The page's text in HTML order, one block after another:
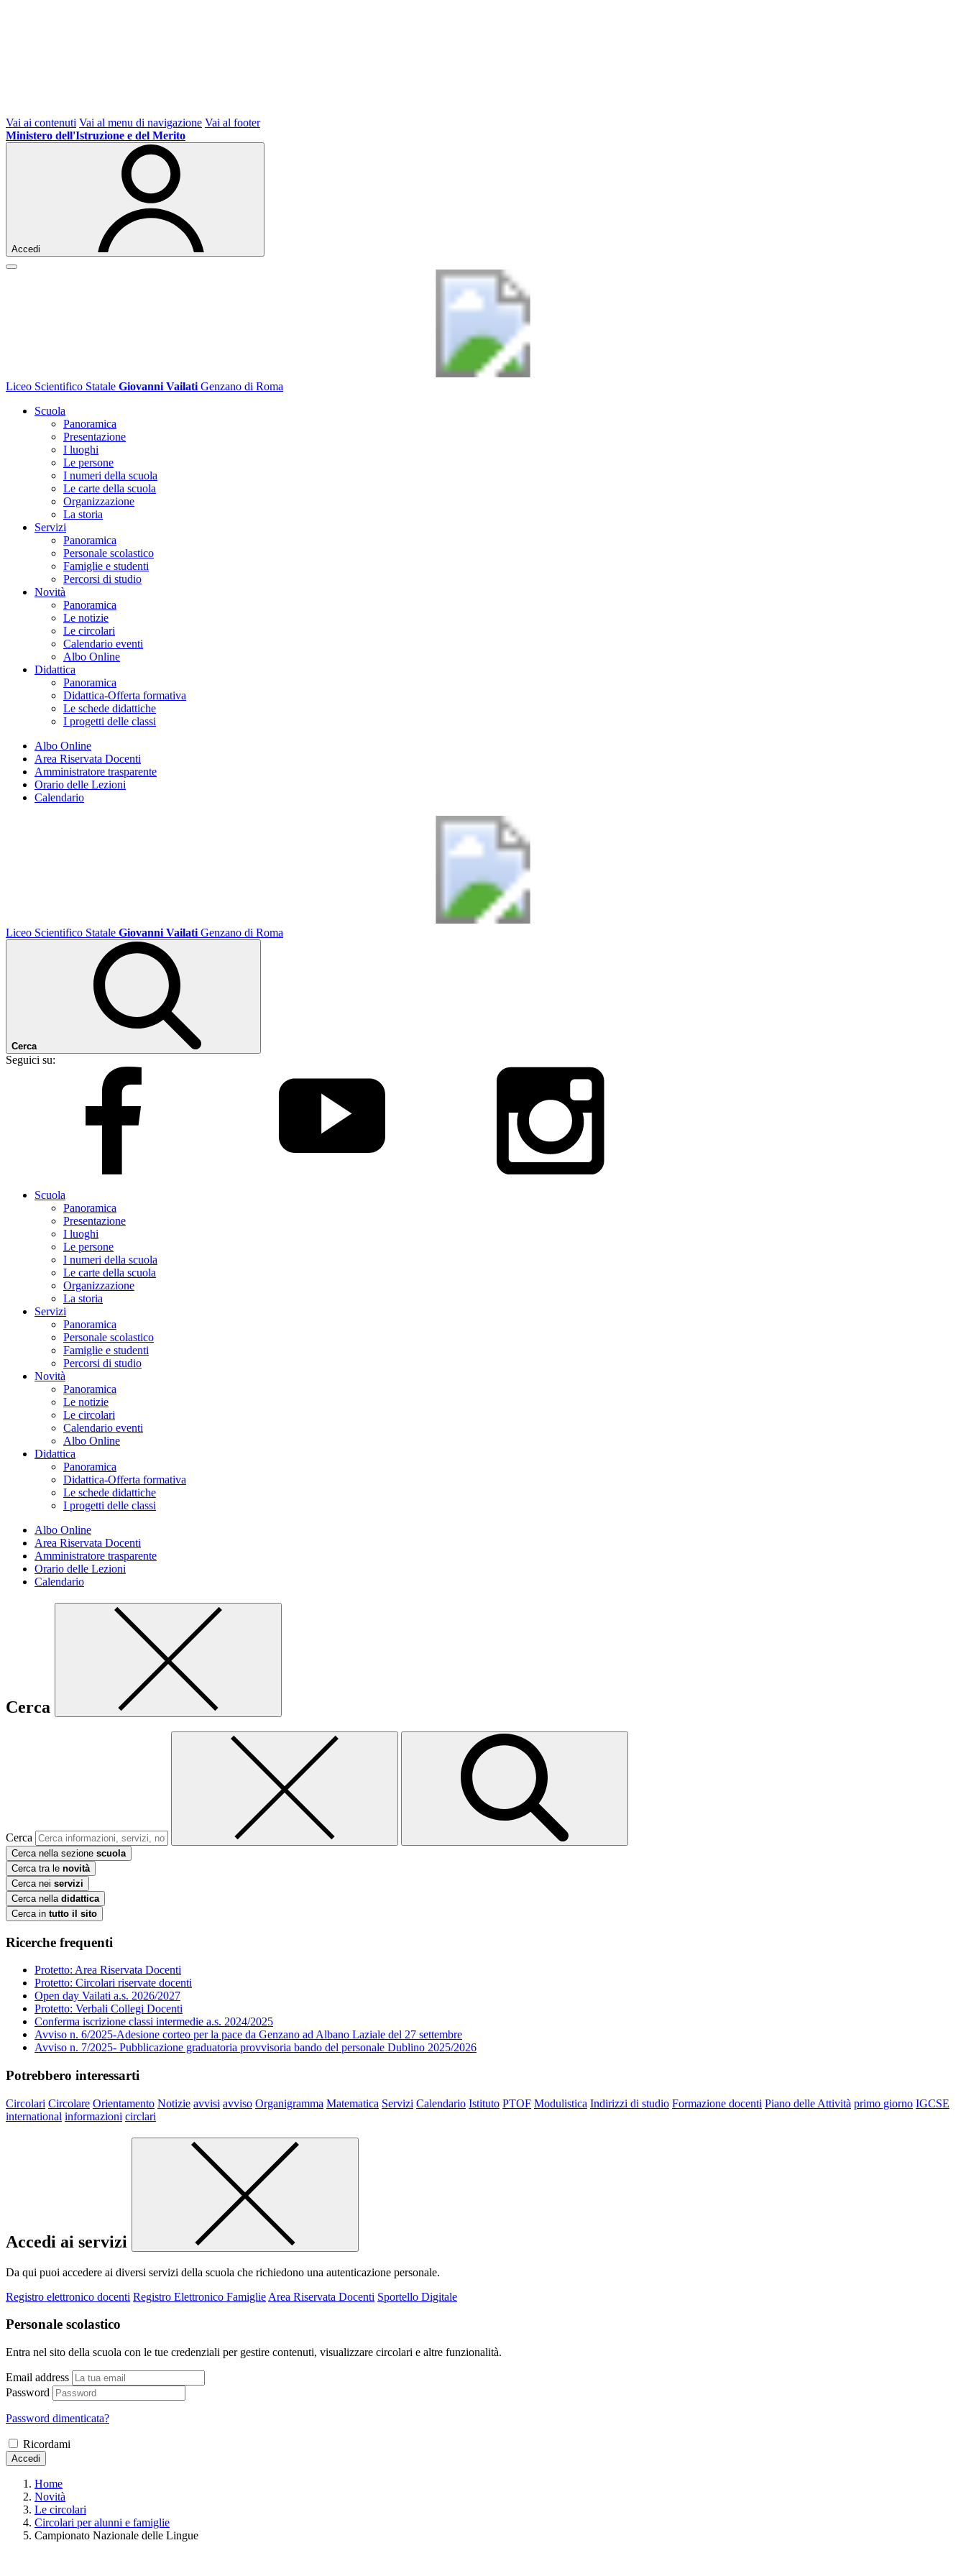
Vai ai contenuti Vai al menu di navigazione Vai al footer
Ministero dell'Istruzione e del Merito
Accedi
Liceo Scientifico Statale Giovanni Vailati Genzano di Roma
Scuola
Panoramica
Presentazione
I luoghi
Le persone
I numeri della scuola
Le carte della scuola
Organizzazione
La storia
Servizi
Panoramica
Personale scolastico
Famiglie e studenti
Percorsi di studio
Novità
Panoramica
Le notizie
Le circolari
Calendario eventi
Albo Online
Didattica
Panoramica
Didattica-Offerta formativa
Le schede didattiche
I progetti delle classi
Albo Online
Area Riservata Docenti
Amministratore trasparente
Orario delle Lezioni
Calendario
Liceo Scientifico Statale Giovanni Vailati Genzano di Roma
Cerca
Seguici su:
Scuola
Panoramica
Presentazione
I luoghi
Le persone
I numeri della scuola
Le carte della scuola
Organizzazione
La storia
Servizi
Panoramica
Personale scolastico
Famiglie e studenti
Percorsi di studio
Novità
Panoramica
Le notizie
Le circolari
Calendario eventi
Albo Online
Didattica
Panoramica
Didattica-Offerta formativa
Le schede didattiche
I progetti delle classi
Albo Online
Area Riservata Docenti
Amministratore trasparente
Orario delle Lezioni
Calendario
Cerca
Cerca
Cerca nella sezione scuola
Cerca tra le novità
Cerca nei servizi
Cerca nella didattica
Cerca in tutto il sito
Ricerche frequenti
Protetto: Area Riservata Docenti
Protetto: Circolari riservate docenti
Open day Vailati a.s. 2026/2027
Protetto: Verbali Collegi Docenti
Conferma iscrizione classi intermedie a.s. 2024/2025
Avviso n. 6/2025-Adesione corteo per la pace da Genzano ad Albano Laziale del 27 settembre
Avviso n. 7/2025- Pubblicazione graduatoria provvisoria bando del personale Dublino 2025/2026
Potrebbero interessarti
Circolari Circolare Orientamento Notizie avvisi avviso Organigramma Matematica Servizi Calendario Istituto PTOF Modulistica Indirizzi di studio Formazione docenti Piano delle Attività primo giorno IGCSE
international informazioni circlari
Accedi ai servizi
Da qui puoi accedere ai diversi servizi della scuola che richiedono una autenticazione personale.
Registro elettronico docenti Registro Elettronico Famiglie Area Riservata Docenti Sportello Digitale
Personale scolastico
Entra nel sito della scuola con le tue credenziali per gestire contenuti, visualizzare circolari e altre funzionalità.
Email address
Password
Password dimenticata?
Ricordami
Accedi
Home
Novità
Le circolari
Circolari per alunni e famiglie
Campionato Nazionale delle Lingue